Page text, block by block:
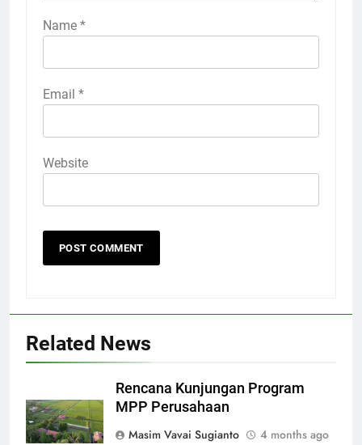
Name *
Email *
Website
Related News
Rencana Kunjungan Program
MPP Perusahaan
Masim Vavai Sugianto
4 months ago